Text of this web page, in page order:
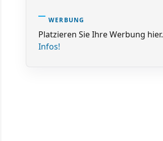
WERBUNG
Platzieren Sie Ihre Werbung hier.
Infos!